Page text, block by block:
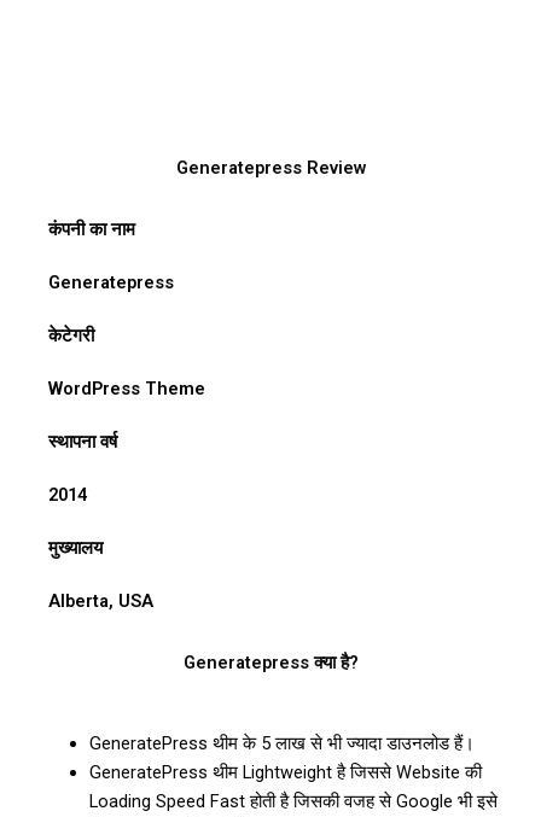
Generatepress Review
कंपनी का नाम
Generatepress
केटेगरी
WordPress Theme
स्थापना वर्ष
2014
मुख्यालय
Alberta, USA
Generatepress क्या है?
GeneratePress थीम के 5 लाख से भी ज्यादा डाउनलोड हैं।
GeneratePress थीम Lightweight है जिससे Website की
Loading Speed Fast होती है जिसकी वजह से Google भी इसे